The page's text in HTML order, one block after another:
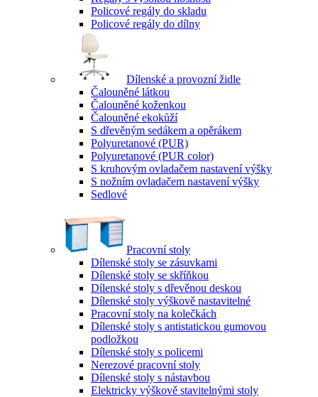
Policové regály do skladu
Policové regály do dílny
Dílenské a provozní židle
Čalouněné látkou
Čalouněné koženkou
Čalouněné ekokůží
S dřevěným sedákem a opěrákem
Polyuretanové (PUR)
Polyuretanové (PUR color)
S kruhovým ovladačem nastavení výšky
S nožním ovladačem nastavení výšky
Sedlové
Pracovní stoly
Dílenské stoly se zásuvkami
Dílenské stoly se skříňkou
Dílenské stoly s dřevěnou deskou
Dílenské stoly výškově nastavitelné
Pracovní stoly na kolečkách
Dílenské stoly s antistatickou gumovou
podložkou
Dílenské stoly s policemi
Nerezové pracovní stoly
Dílenské stoly s nástavbou
Elektricky výškově stavitelnými stoly